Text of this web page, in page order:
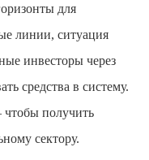
для
линии, ситуация
инвесторы через
средства в систему.
получить
сектору.